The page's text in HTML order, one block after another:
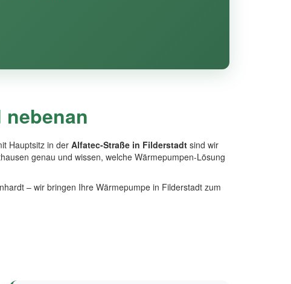
Hauptsitz in der Alfatec-Straße in Filderstadt sind wir
genau und wissen, welche Wärmepumpen-Lösung
– wir bringen Ihre Wärmepumpe in Filderstadt zum